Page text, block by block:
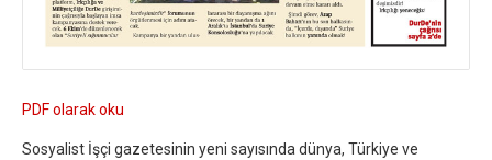
PDF olarak oku
Sosyalist İşçi gazetesinin yeni sayısında dünya, Türkiye ve